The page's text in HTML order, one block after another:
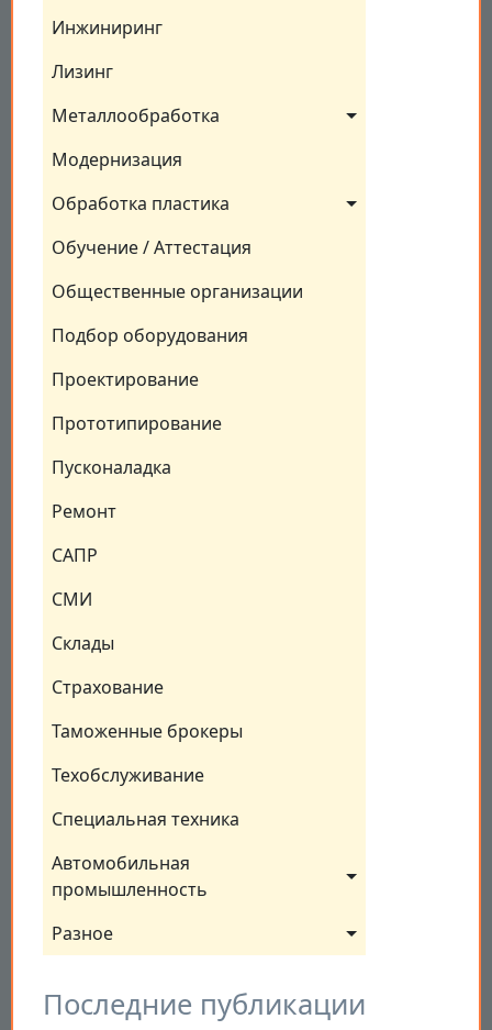
Инжиниринг
Лизинг
Металлообработка
Модернизация
Обработка пластика
Обучение / Аттестация
Общественные организации
Подбор оборудования
Проектирование
Прототипирование
Пусконаладка
Ремонт
САПР
СМИ
Склады
Страхование
Таможенные брокеры
Техобслуживание
Специальная техника
Автомобильная
промышленность
Разное
Последние публикации